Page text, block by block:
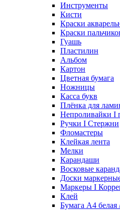
Инструменты
Кисти
Краски
Краски
Гуашь
Пластилин
Альбом
Картон
Цветная бумага
Ножницы
Касса букв
Плёнка для
Непроливайки I
Ручки I Стержни
Фломастеры
Клейкая лента
Мелки
Карандаши
Восковые
Доски
Маркеры I
Клей
Бумага А4 белая